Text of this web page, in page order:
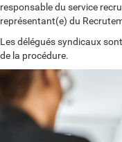
responsable du service
représentant(e) du
Les délégués syndicaux
de la procédure.